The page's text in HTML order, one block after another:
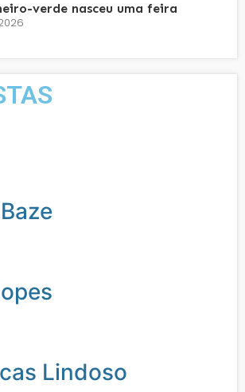
verde nasceu uma feira
Lindoso